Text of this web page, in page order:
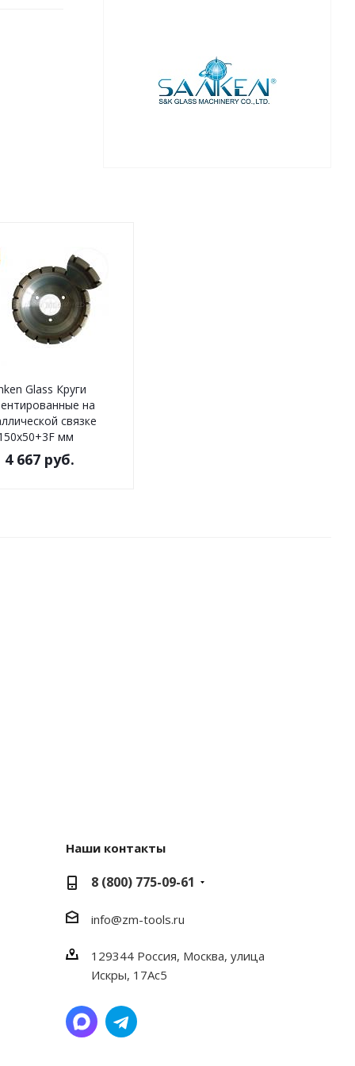
Glass Круги
на
связке
мм
4 667 руб.
Наши контакты
8 (800) 775-09-61
info@zm-tools.ru
129344 Россия, Москва, улица
Искры, 17Ас5